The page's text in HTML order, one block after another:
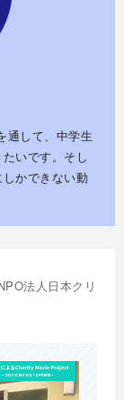
通して、中学生
いです。そし
かできない動
法⼈⽇本クリ